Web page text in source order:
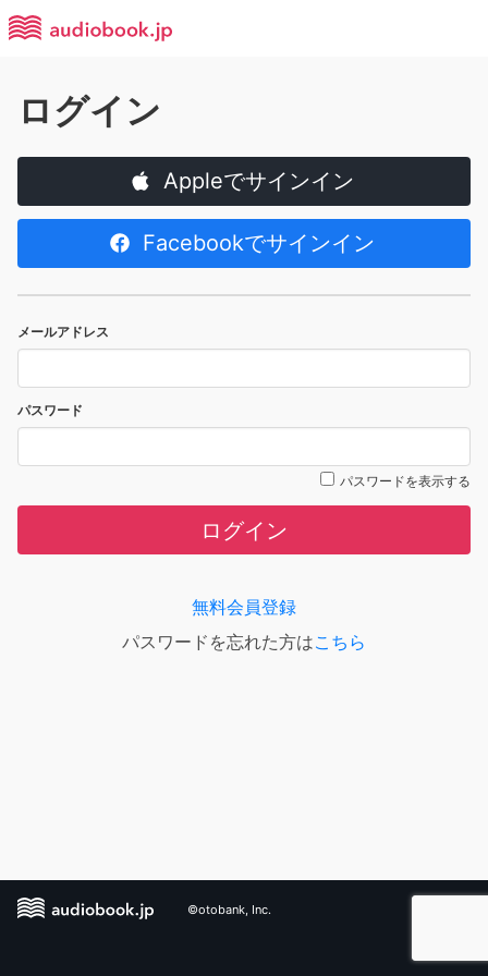
ログイン
Appleでサインイン
Facebookでサインイン
メールアドレス
パスワード
パスワードを表示する
ログイン
無料会員登録
パスワードを忘れた方はこちら
©otobank, Inc.